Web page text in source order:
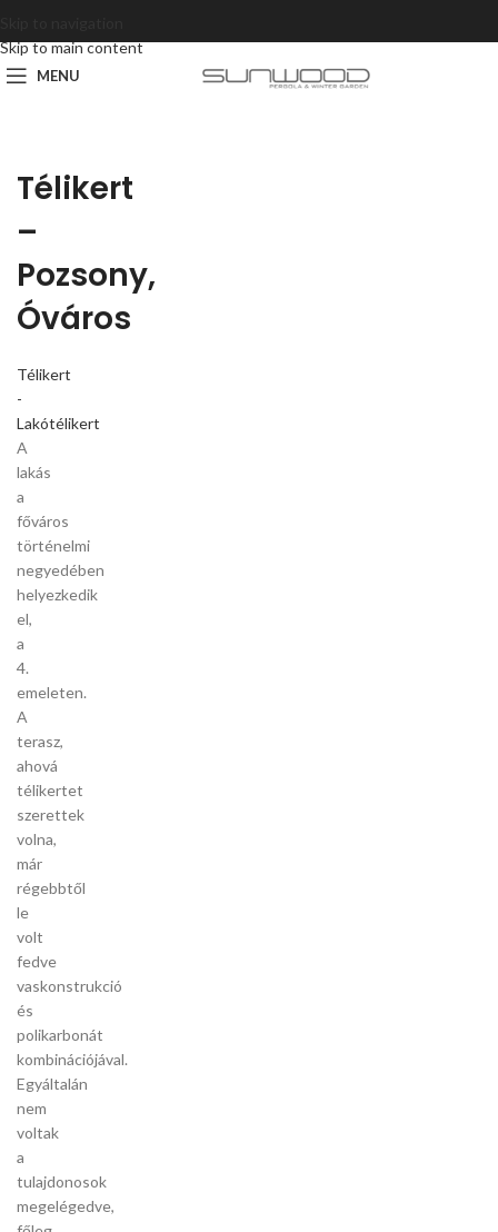
Skip to main content
MENU
Télikert
–
Pozsony,
Óváros
Télikert
-
Lakótélikert
A
lakás
a
főváros
történelmi
negyedében
helyezkedik
el,
a
4.
emeleten.
A
terasz,
ahová
télikertet
szerettek
volna,
már
régebbtől
le
volt
fedve
vaskonstrukció
és
polikarbonát
kombinációjával.
Egyáltalán
nem
voltak
a
tulajdonosok
megelégedve,